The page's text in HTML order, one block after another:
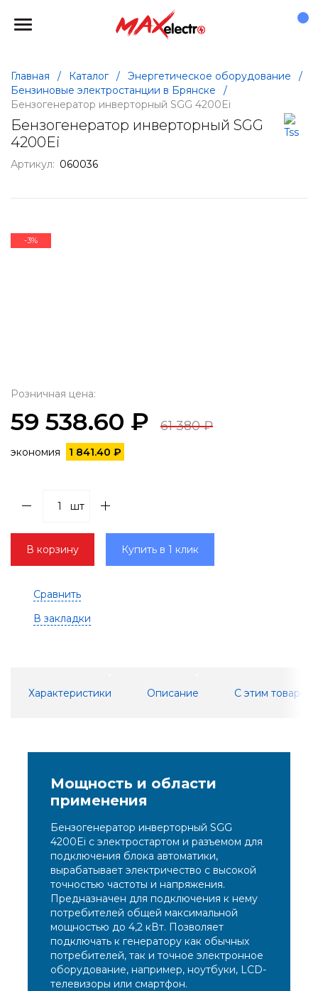
Главная / Каталог / Энергетическое оборудование
/
Бензиновые электростанции в Брянске
/
Бензогенератор инверторный SGG 4200Ei
Бензогенератор инверторный SGG
4200Ei
Артикул: 060036
-3%
Розничная цена:
59 538.60 ₽ 61 380 ₽
экономия 1 841.40 ₽
шт
В корзину Купить в 1 клик
Сравнить
В закладки
Характеристики Описание С этим товаром
Мощность и области
применения
Бензогенератор инверторный SGG
4200Ei с электростартом и разъемом для
подключения блока автоматики,
вырабатывает электричество с высокой
точностью частоты и напряжения.
Предназначен для подключения к нему
потребителей общей максимальной
мощностью до 4,2 кВт. Позволяет
подключать к генератору как обычных
потребителей, так и точное электронное
оборудование, например, ноутбуки, LCD-
телевизоры или смартфон.